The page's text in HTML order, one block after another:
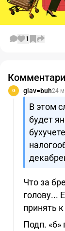
1
G glav=buh24
В этом
будет
Что за
голову...
принять
Подп. «б»